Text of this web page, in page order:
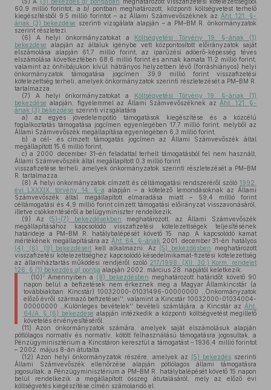
60,9 millió forintot, a b) pontban meghatározott, központi költségvetést terhelő
kiegészítésből 9,5 millió forintot – az Állami Számvevőszéknek az Áht. 121. §-
ának (3) bekezdése szerinti vizsgálata alapján – a PM–BM R. önkormányzatok
szerint részletezi.
(6) A helyi önkormányzatokat a Költségvetési Törvény 19. §-ának (1)
bekezdése alapján az általuk igénybe vett központosított előirányzatok saját
elszámolása alapján 61,7 millió forint, az iparűzési adóerő-képesség téves
elszámolása következtében 68,6 millió forint és annak kamata 11,2 millió forint,
valamint az önhibájukon kívül hátrányos helyzetben lévő (forráshiányos) helyi
önkormányzatok támogatása jogcímen 39,9 millió forint visszafizetési
kötelezettség terheli, amelyek önkormányzatok szerinti részletezését a PM–BM R.
tartalmazza.
(7) A helyi önkormányzatokat a Költségvetési Törvény 19. §-ának (1)
bekezdése alapján, figyelemmel az Állami Számvevőszéknek az Áht. 121. §-
ának (3) bekezdése szerinti vizsgálatára
a) az egyes jövedelempótló támogatások kiegészítése és a közcélú
foglalkoztatás támogatása jogcímen egyenlegében 17,7 millió forint, melyből az
Állami Számvevőszék megállapítása egyenlegében 6,3 millió forint,
b) a cél- és címzett támogatás jogcímen az Állami Számvevőszék által
megállapított 15,6 millió forint,
c) a 2000. december 31-én feladattal terhelt támogatásból fel nem használt,
Állami Számvevőszék által megállapított 0,3 millió forint
visszafizetése terheli, amelyek önkormányzatok szerinti részletezését a PM–BM
R. tartalmazza.
(8) A helyi önkormányzatok címzett és céltámogatási rendszeréről szóló 1992.
évi LXXXIX. törvény 14. §-a alapján – a kötelező lemondásoknak az Állami
Számvevőszék által megállapított elmaradása miatt – 59,4 millió forint
céltámogatási és 4,9 millió forint címzett támogatási előirányzat visszavonásáról,
illetve csökkentéséről a belügyminiszter rendelkezik.
(9) Az (5)–(7) bekezdésekben meghatározott, az Állami Számvevőszék
megállapításához kapcsolódó visszafizetési kötelezettségek teljesítésének
határideje a PM–BM R. hatálybalépését követő 15. nap. A kapcsolódó kamat
mértékének megállapítására az Áht. 64. §-ának 2001. december 31-én hatályos
(4), (6), (9) bekezdéseit kell alkalmazni. Az (5) bekezdésben
meghatározott
visszafizetési kötelezettséghez kapcsolódó késedelmikamat-fizetési kötelezettség
az államháztartás működési rendjéről szóló 217/1998. (XII. 30.) Korm. rendelet
126. § (1) bekezdés a) pontja alapján 2002. március 28. napjától keletkezik.
(10) 3Amennyiben a (9) bekezdésben meghatározott határidőt követő 90
napon belül a befizetések nem érkeznek meg a Magyar Államkincstár (a
továbbiakban: Kincstár) 10032000-01031496-00000000 ,,Önkormányzatok
előző évről származó befizetései'', valamint a Kincstár 10032000-01034004-
00000000 ,,Különleges bevételek'' bevételi számlájára, a Kincstár az Áht.
64/A. § (6) bekezdése alapján intézkedik a központi költségvetést megillető
követelés érvényesítéséről.
(11) Azon önkormányzatok számára, amelyek saját elszámolásuk alapján
pótlólagos normatív és normatív, kötött felhasználású támogatásra jogosultak, a
Pénzügyminisztérium a Kincstáron keresztül a támogatást – 1936,4 millió forintot
– 2002. május 8-án átutalta.
(12) Azon helyi önkormányzatok részére, amelyek az (5) bekezdésszerinti
Állami Számvevőszék ellenőrzése alapján pótlólagos állami támogatásra
jogosultak, a Pénzügyminisztérium a PM–BM R. hatálybalépését követő 15 napon
belül rendelkezik a megállapított összeg átutalásáról, mely az előző évi
költségvetés kiegészítése címén számolandó el.